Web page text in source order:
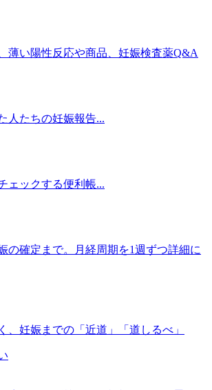
薄い陽性反応や商品、妊娠検査薬Q&A
人たちの妊娠報告...
ェックする便利帳...
の確定まで。月経周期を1週ずつ詳細に
、妊娠までの「近道」「道しるべ」